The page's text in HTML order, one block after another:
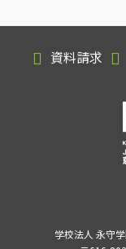
資料請求
学校法人 永守